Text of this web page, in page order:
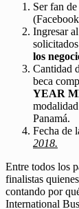
Ser fan
Ingresar
los
Cantidad
beca
YEAR
Panamá.
Fecha de
2018.
Entre todos los
finalistas
contando por
International